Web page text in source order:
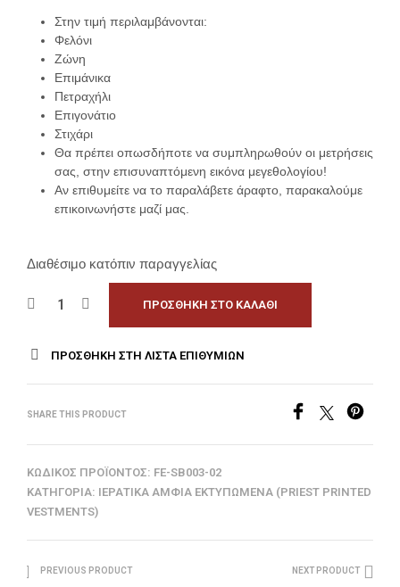
Στην τιμή περιλαμβάνονται:
Φελόνι
Ζώνη
Επιμάνικα
Πετραχήλι
Επιγονάτιο
Στιχάρι
Θα πρέπει οπωσδήποτε να συμπληρωθούν οι μετρήσεις
σας, στην επισυναπτόμενη εικόνα μεγεθολογίου!
Αν επιθυμείτε να το παραλάβετε άραφτο, παρακαλούμε
επικοινωνήστε μαζί μας.
Διαθέσιμο κατόπιν παραγγελίας
ΠΡΟΣΘΉΚΗ ΣΤΟ ΚΑΛΆΘΙ
ΠΡΟΣΘΉΚΗ ΣΤΗ ΛΊΣΤΑ ΕΠΙΘΥΜΙΏΝ
SHARE THIS PRODUCT
ΚΩΔΙΚΌΣ ΠΡΟΪΌΝΤΟΣ: FE-SB003-02
ΚΑΤΗΓΟΡΊΑ: ΙΕΡΑΤΙΚΆ ΆΜΦΙΑ ΕΚΤΥΠΩΜΈΝΑ (PRIEST PRINTED
VESTMENTS)
PREVIOUS PRODUCT NEXT PRODUCT